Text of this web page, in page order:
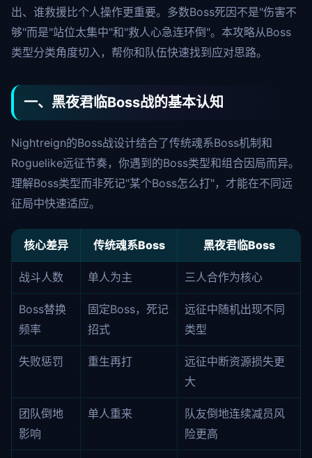
出、谁救援比个人操作更重要。多数Boss死因不是"伤害不
够"而是"站位太集中"和"救人心急连环倒"。本攻略从Boss
类型分类角度切入，帮你和队伍快速找到应对思路。
一、黑夜君临Boss战的基本认知
Nightreign的Boss战设计结合了传统魂系Boss机制和
Roguelike远征节奏，你遇到的Boss类型和组合因局而异。
理解Boss类型而非死记"某个Boss怎么打"，才能在不同远
征局中快速适应。
核心差异 传统魂系Boss 黑夜君临Boss
战斗人数 单人为主 三人合作为核心
Boss替换
频率
固定Boss，死记
招式
远征中随机出现不同
类型
失败惩罚 重生再打
远征中断资源损失更
大
团队倒地
影响
单人重来
队友倒地连续减员风
险更高